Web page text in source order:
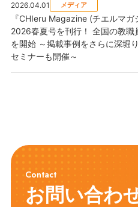
2026.04.01 メディア
『CHIeru Magazine (チエルマガ
2026春夏号を刊行！ 全国の教職
を開始 ～掲載事例をさらに深堀
セミナーも開催～
Contact
お問い合わ